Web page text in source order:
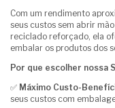
Com um rendimento
seus custos sem abrir
reciclado reforçado, ela
embalar os produtos dos
Por que escolher nossa
✅ Máximo Custo-
seus custos com